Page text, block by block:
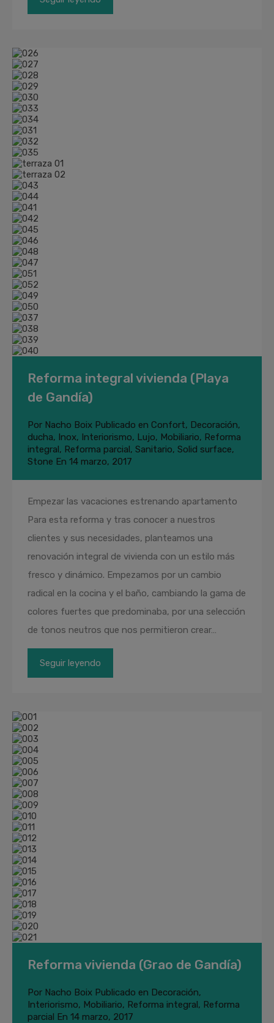
Reforma integral vivienda (Playa
de Gandía)
Por Nacho Boix Publicado en Confort, Decoración,
ducha, Inox, Interiorismo, Lujo, Mobiliario, Reforma
integral, Reforma parcial, Sanitario, Solid surface,
Stone En 14 marzo, 2017
Empezar las vacaciones estrenando apartamento
Para esta reforma y tras conocer a nuestros
clientes y sus necesidades, planteamos una
renovación integral de vivienda con un estilo más
fresco y dinámico. Empezamos por un cambio
radical en la cocina y el baño, cambiando la gama de
colores fuertes que predominaba, por una selección
de tonos neutros que nos permitieron crear…
Seguir leyendo
Reforma vivienda (Grao de Gandía)
Por Nacho Boix Publicado en Decoración,
Interiorismo, Mobiliario, Reforma integral, Reforma
parcial En 14 marzo, 2017